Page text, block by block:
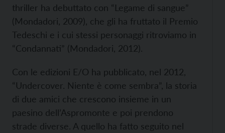
thriller ha debuttato con “Legame di sangue”
(Mondadori, 2009), che gli ha fruttato il Premio
Tedeschi e i cui stessi personaggi ritroviamo in
“Condannati” (Mondadori, 2012).
Con le edizioni E/O ha pubblicato, nel 2012,
“Undercover. Niente è come sembra”, la storia
di due amici che crescono insieme in un
paesino dell’Aspromonte e poi prendono
strade diverse. A quello ha fatto seguito nel